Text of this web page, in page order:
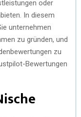
oder
In diesem
unternehmen
zu gründen, und
zu
Bewertungen